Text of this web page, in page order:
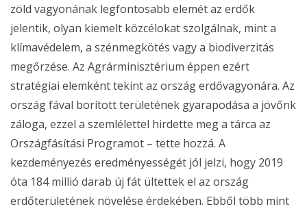
zöld vagyonának legfontosabb elemét az erdők
jelentik, olyan kiemelt közcélokat szolgálnak, mint a
klímavédelem, a szénmegkötés vagy a biodiverzitás
megőrzése. Az Agrárminisztérium éppen ezért
stratégiai elemként tekint az ország erdővagyonára. Az
ország fával borított területének gyarapodása a jövőnk
záloga, ezzel a szemlélettel hirdette meg a tárca az
Országfásítási Programot – tette hozzá. A
kezdeményezés eredményességét jól jelzi, hogy 2019
óta 184 millió darab új fát ültettek el az ország
erdőterületének növelése érdekében. Ebből több mint